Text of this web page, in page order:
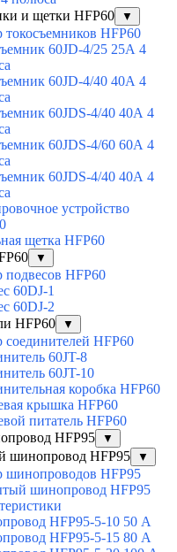
и щетки HFP60
▼
токосъемников HFP60
60JD-4/25 25А 4
60JD-4/40 40А 4
60JDS-4/40 40А 4
60JDS-4/60 60А 4
60JDS-4/40 40А 4
устройство
щетка HFP60
▼
подвесов HFP60
60DJ-1
60DJ-2
HFP60
▼
соединителей HFP60
60JT-8
60JT-10
коробка HFP60
крышка HFP60
питатель HFP60
HFP95
▼
шинопровод HFP95 ▼
шинопроводов HFP95
шинопровод HFP95
HFP95-5-10 50 А
HFP95-5-15 80 А